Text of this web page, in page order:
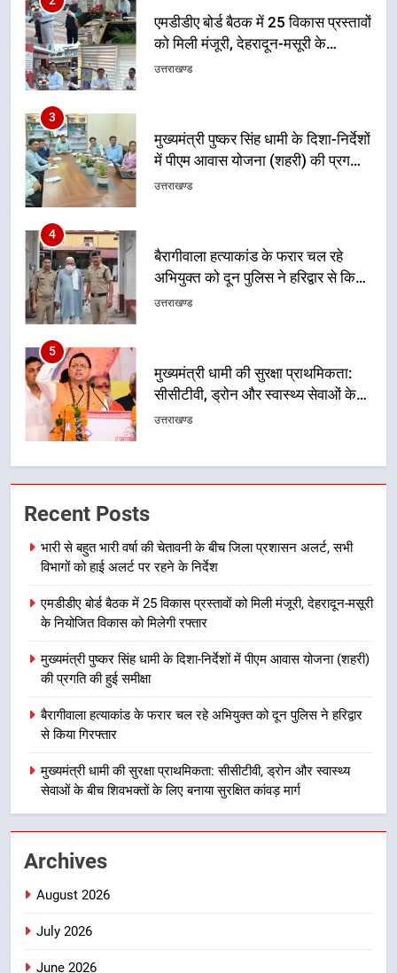
को मिली मंजूरी, देहरादून-मसूरी के
नियोजित विकास को मिलेगी रफ्तार
उत्तराखण्ड
3
में पीएम आवास योजना (शहरी) की प्रगति
की हुई समीक्षा
उत्तराखण्ड
4
अभियुक्त को दून पुलिस ने हरिद्वार से किया
गिरफ्तार
उत्तराखण्ड
5
बीच शिवभक्तों के लिए बनाया सुरक्षित
कांवड़ मार्ग
उत्तराखण्ड
6
7
सड़क सुरक्षा पर डीएम का सख्त एक्शन,
ब्लैक स्पॉट होंगे सुरक्षित, हर माह होगी
प्रगति समीक्षा
उत्तराखण्ड
8
शिष्टाचार भेंट पर्यटन और सांस्कृतिक
1
जिला प्रशासन अलर्ट, सभी विभागों को हाई
2
Recent Posts
भारी से बहुत भारी वर्षा की चेतावनी के बीच जिला प्रशासन अलर्ट, सभी
विभागों को हाई अलर्ट पर रहने के निर्देश
एमडीडीए बोर्ड बैठक में 25 विकास प्रस्तावों को मिली मंजूरी, देहरादून-मसूरी
के नियोजित विकास को मिलेगी रफ्तार
मुख्यमंत्री पुष्कर सिंह धामी के दिशा-निर्देशों में पीएम आवास योजना (शहरी)
की प्रगति की हुई समीक्षा
बैरागीवाला हत्याकांड के फरार चल रहे अभियुक्त को दून पुलिस ने हरिद्वार
से किया गिरफ्तार
मुख्यमंत्री धामी की सुरक्षा प्राथमिकता: सीसीटीवी, ड्रोन और स्वास्थ्य
सेवाओं के बीच शिवभक्तों के लिए बनाया सुरक्षित कांवड़ मार्ग
Archives
August 2026
July 2026
June 2026